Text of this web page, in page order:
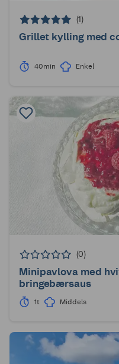
(1)
Grillet kylling med
40min Enkel
(0)
Minipavlova med
bringebærsaus
1t Middels